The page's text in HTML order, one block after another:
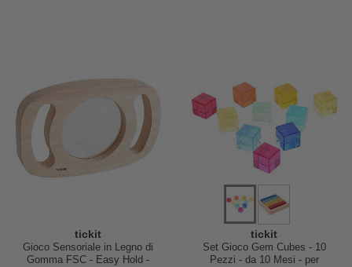
tickit
Gioco Sensoriale in Legno di
Gomma FSC - Easy Hold -
tickit
Set Gioco Gem Cubes - 10
Pezzi - da 10 Mesi - per